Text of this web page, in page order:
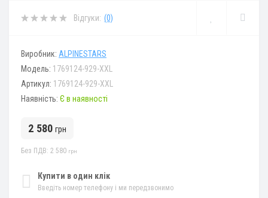
Відгуки: (0)
Виробник: ALPINESTARS
Модель: 1769124-929-XXL
Артикул: 1769124-929-XXL
Наявність: Є в наявності
2 580 грн
Без ПДВ: 2 580 грн
Купити в один клік
Введіть номер телефону і ми передзвонимо